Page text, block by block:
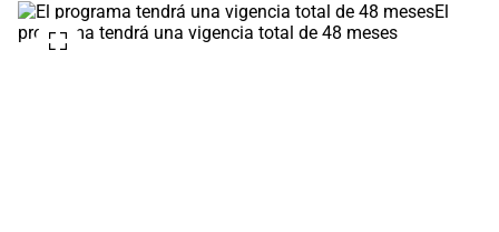
El
programa tendrá una vigencia total de 48 meses